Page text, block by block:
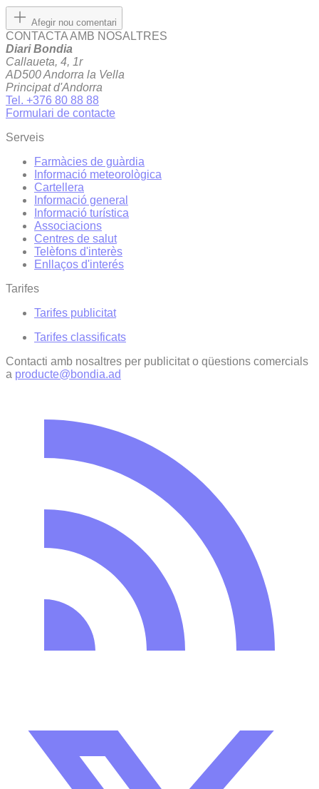
Afegir nou comentari
CONTACTA AMB NOSALTRES
Diari Bondia
Callaueta, 4, 1r
AD500 Andorra la Vella
Principat d'Andorra
Tel. +376 80 88 88
Formulari de contacte
Serveis
Farmàcies de guàrdia
Informació meteorològica
Cartellera
Informació general
Informació turística
Associacions
Centres de salut
Telèfons d'interès
Enllaços d'interés
Tarifes
Tarifes publicitat
Tarifes classificats
Contacti amb nosaltres per publicitat o qüestions comercials
a producte@bondia.ad